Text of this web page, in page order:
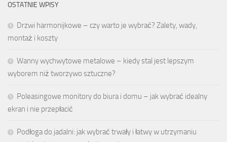
OSTATNIE WPISY
Drzwi harmonijkowe – czy warto je wybrać? Zalety, wady,
montaż i koszty
Wanny wychwytowe metalowe – kiedy stal jest lepszym
wyborem niż tworzywo sztuczne?
Poleasingowe monitory do biura i domu – jak wybrać idealny
ekran i nie przepłacić
Podłoga do jadalni: jak wybrać trwały i łatwy w utrzymaniu